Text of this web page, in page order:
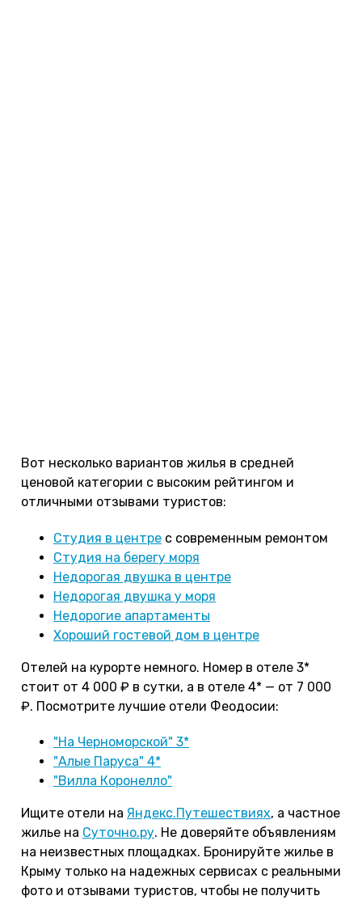
Вот несколько вариантов жилья в средней
ценовой категории с высоким рейтингом и
отличными отзывами туристов:
Студия в центре с современным ремонтом
Студия на берегу моря
Недорогая двушка в центре
Недорогая двушка у моря
Недорогие апартаменты
Хороший гостевой дом в центре
Отелей на курорте немного. Номер в отеле 3*
стоит от 4 000 ₽ в сутки, а в отеле 4* — от 7 000
₽. Посмотрите лучшие отели Феодосии:
"На Черноморской" 3*
"Алые Паруса" 4*
"Вилла Коронелло"
Ищите отели на Яндекс.Путешествиях, а частное
жилье на Суточно.ру. Не доверяйте объявлениям
на неизвестных площадках. Бронируйте жилье в
Крыму только на надежных сервисах с реальными
фото и отзывами туристов, чтобы не получить